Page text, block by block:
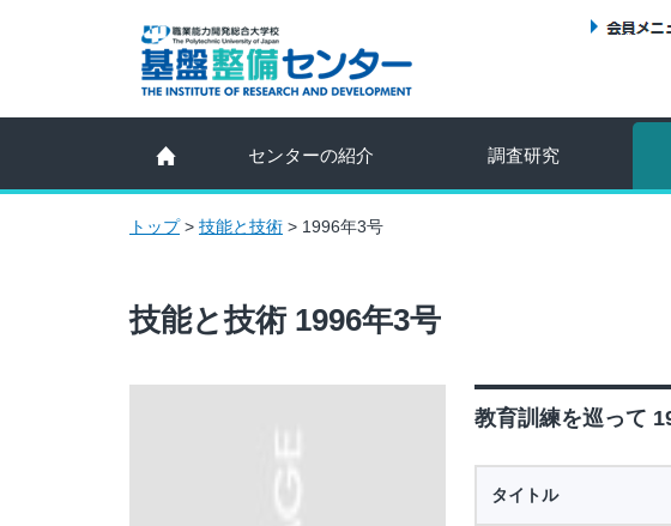
センターの紹介 調査研究
トップ> 技能と技術 > 1996年3号
技能と技術 1996年3号
教育訓練を巡って
タイトル